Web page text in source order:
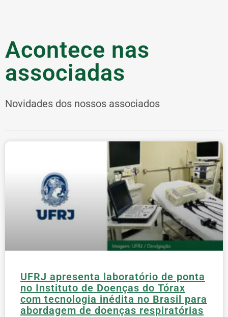
Acontece nas
associadas
Novidades dos nossos associados
UFRJ apresenta laboratório de ponta
no Instituto de Doenças do Tórax
com tecnologia inédita no Brasil para
abordagem de doenças respiratórias